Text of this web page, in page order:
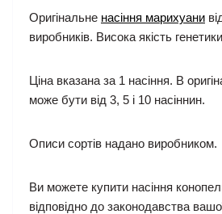
Оригінальне насіння марихуани
виробників. Висока якість
Ціна вказана за 1 насіння. В
може бути від 3, 5 і 10 насіннин.
Описи сортів надано виробником.
Ви можете купити насіння
відповідно до законодавства